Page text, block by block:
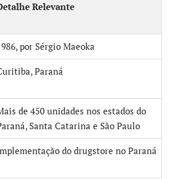
Relevante
por Sérgio Maeoka
Paraná
de 450 unidades nos estados do
Santa Catarina e São Paulo
do drugstore no Paraná